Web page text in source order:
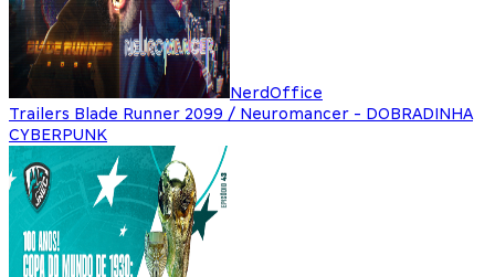
NerdOffice
Trailers Blade Runner 2099 / Neuromancer - DOBRADINHA
CYBERPUNK